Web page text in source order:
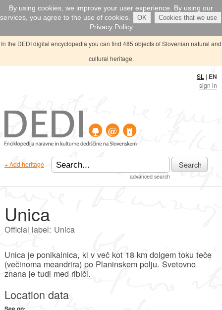
By using cookies, we improve your user experience. By using our
services, you agree to the use of cookies.
OK Cookies that we use
Privacy Policy
In the DEDI digital encyclopedia you can find 485 objects of Slovenian natural and
cultural heritage.
SL | EN
sign in
+ Add heritage
advanced search
Search
Unica
Official label: Unica
Unica je ponikalnica, ki v več kot 18 km dolgem toku teče
(večinoma meandrira) po Planinskem polju. Svetovno
znana je tudi med ribiči.
Location data